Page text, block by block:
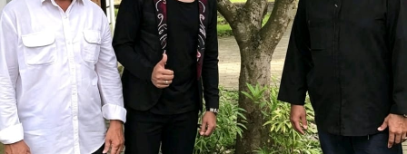
maladministrasi. “Pelaksanaan penilaian ini harus dimaknai
sebagai momentum yang tepat untuk memperkuat
kepatuhan, manajemen risiko dan budaya pelayanan publik.
Semua pihak wajib berkomitmen menjaga integritas dan
meningkatkan kompetensi agar masyarakat puas dan
percaya dengan layanan yang diberikan. Hasilnya adalah
ikhtiar kebermanfaatan, bahwa ada ruang-ruang perbaikan